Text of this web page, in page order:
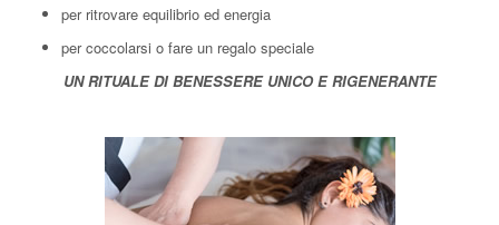
per ritrovare equilibrio ed energia
per coccolarsi o fare un regalo speciale
UN RITUALE DI BENESSERE UNICO E RIGENERANTE